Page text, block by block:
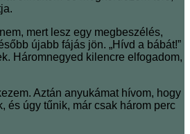
mert lesz egy megbeszélés,
újabb fájás jön. „Hívd a bábát!”
Háromnegyed kilencre elfogadom,
Aztán anyukámat hívom, hogy
és úgy tűnik, már csak három perc